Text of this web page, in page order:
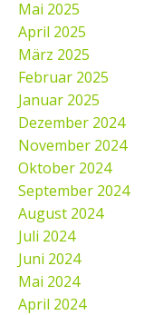
Mai 2025
April 2025
März 2025
Februar 2025
Januar 2025
Dezember 2024
November 2024
Oktober 2024
September 2024
August 2024
Juli 2024
Juni 2024
Mai 2024
April 2024